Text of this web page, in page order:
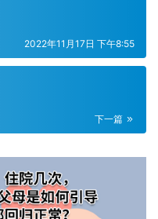
2022年11月17日 下午8:55
下一篇